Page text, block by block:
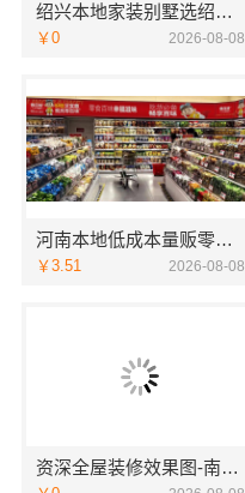
绍兴本地家装别墅选绍兴卓鑫装饰材料有限公司
￥0 2026-08-08
河南本地低成本量贩零食全域盈利
￥3.51 2026-08-08
资深全屋装修效果图-南通宏域全宅装饰建材有限公司